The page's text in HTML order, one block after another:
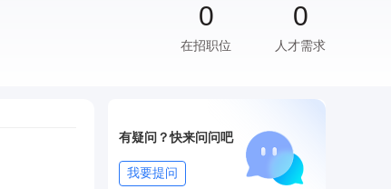
0
在招职位
0
人才需求
有疑问？快来问问吧
我要提问